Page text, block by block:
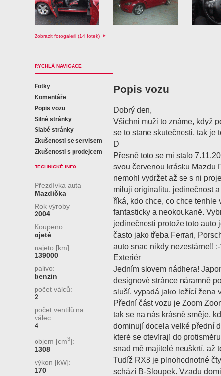
Zobrazit fotogalerii (14 fotek)
RYCHLÁ NAVIGACE
Fotky
Komentáře
Popis vozu
Silné stránky
Slabé stránky
Zkušenosti se servisem
Zkušenosti s prodejcem
TECHNICKÉ INFO
Přezdívka auta
Mazdička
Rok výroby
2004
Koupeno
ojeté
najeto [km]:
139000
palivo:
benzin
počet válců:
2
počet ventilů na
válec:
4
objem [cm3]:
1308
výkon [kW]:
170
Popis vozu
Dobrý den,
Všichni muži to známe, když
se to stane skutečnosti, tak je
D
Přesně toto se mi stalo
svou červenou krásku Mazdu
nemohl vydržet až se s ni
miluji originalitu, jedinečnost
říká, kdo chce, co chce tenhle
fantasticky a neokoukaně.
jedinečnosti protože toto auto
často jako třeba Ferrari,
auto snad nikdy nezestárne!!
Exteriér
Jedním slovem nádhera!
designové stránce náramně
sluší, vypadá jako ležící žena
Přední část vozu je Zoom
tak se na nás krásně směje,
dominují docela velké přední
které se otevírají do
snad mě majitelé neuškrtí, až
Tudíž RX8 je plnohodnotné
schází B-Sloupek. Vzadu